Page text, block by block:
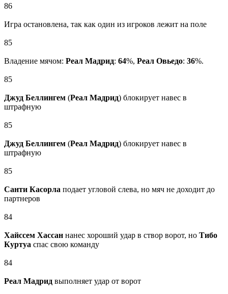
86
Игра остановлена, так как один из игроков лежит на поле
85
Владение мячом: Реал Мадрид: 64%, Реал Овьедо: 36%.
85
Джуд Беллингем (Реал Мадрид) блокирует навес в
штрафную
85
Джуд Беллингем (Реал Мадрид) блокирует навес в
штрафную
85
Санти Касорла подает угловой слева, но мяч не доходит до
партнеров
84
Хайссем Хассан нанес хороший удар в створ ворот, но Тибо
Куртуа спас свою команду
84
Реал Мадрид выполняет удар от ворот